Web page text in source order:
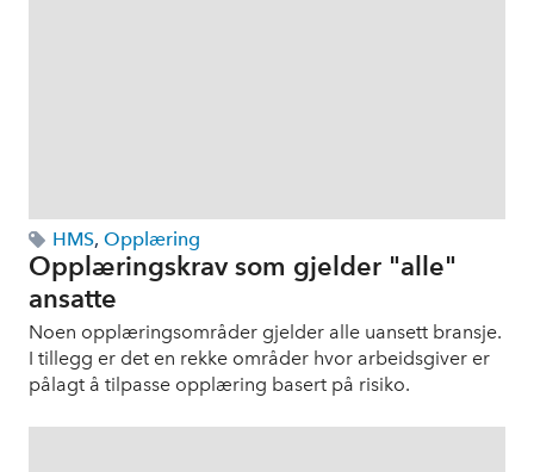
HMS, Opplæring
Opplæringskrav som gjelder "alle"
ansatte
Noen opplæringsområder gjelder alle uansett bransje.
I tillegg er det en rekke områder hvor arbeidsgiver er
pålagt å tilpasse opplæring basert på risiko.